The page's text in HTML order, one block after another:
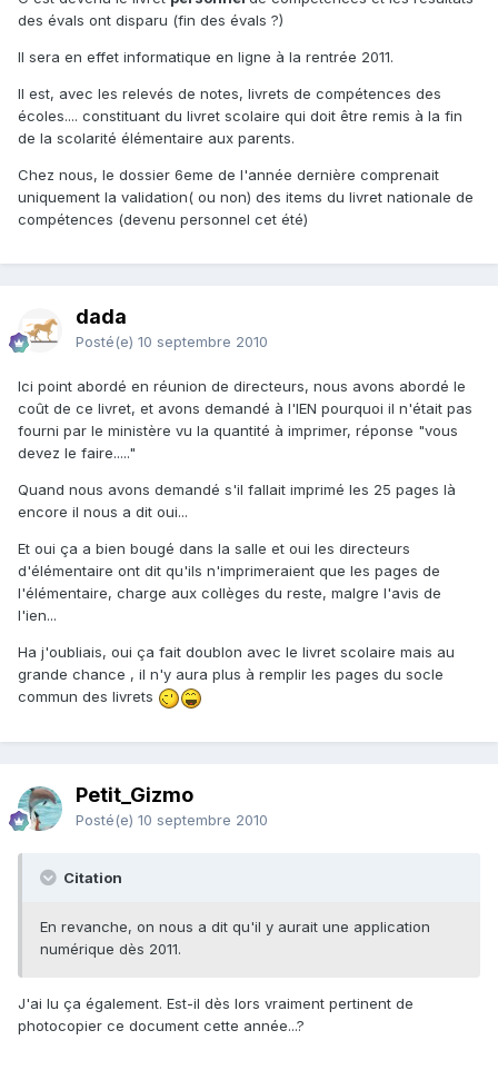
des évals ont disparu (fin des évals ?)
Il sera en effet informatique en ligne à la rentrée 2011.
Il est, avec les relevés de notes, livrets de compétences des
écoles.... constituant du livret scolaire qui doit être remis à la fin
de la scolarité élémentaire aux parents.
Chez nous, le dossier 6eme de l'année dernière comprenait
uniquement la validation( ou non) des items du livret nationale de
compétences (devenu personnel cet été)
dada
Posté(e) 10 septembre 2010
Ici point abordé en réunion de directeurs, nous avons abordé le
coût de ce livret, et avons demandé à l'IEN pourquoi il n'était pas
fourni par le ministère vu la quantité à imprimer, réponse "vous
devez le faire....."
Quand nous avons demandé s'il fallait imprimé les 25 pages là
encore il nous a dit oui...
Et oui ça a bien bougé dans la salle et oui les directeurs
d'élémentaire ont dit qu'ils n'imprimeraient que les pages de
l'élémentaire, charge aux collèges du reste, malgre l'avis de
l'ien...
Ha j'oubliais, oui ça fait doublon avec le livret scolaire mais au
grande chance , il n'y aura plus à remplir les pages du socle
commun des livrets
Petit_Gizmo
Posté(e) 10 septembre 2010
Citation
En revanche, on nous a dit qu'il y aurait une application
numérique dès 2011.
J'ai lu ça également. Est-il dès lors vraiment pertinent de
photocopier ce document cette année...?